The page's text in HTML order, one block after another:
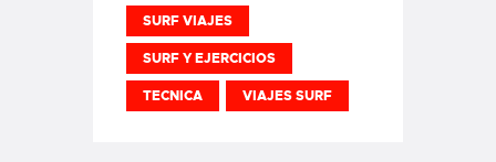
SURF VIAJES
SURF Y EJERCICIOS
TECNICA VIAJES SURF